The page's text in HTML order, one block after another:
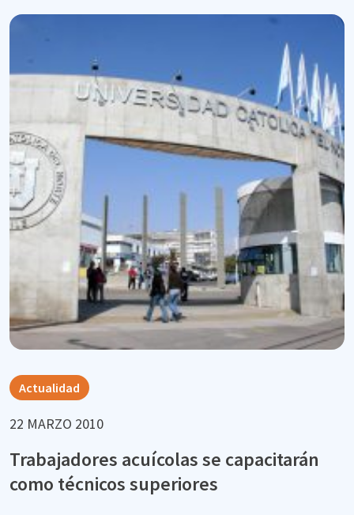
Actualidad
22 MARZO 2010
Trabajadores acuícolas se capacitarán
como técnicos superiores